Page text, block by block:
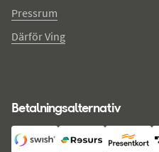
Pressrum
Därför Ving
Betalningsalternativ